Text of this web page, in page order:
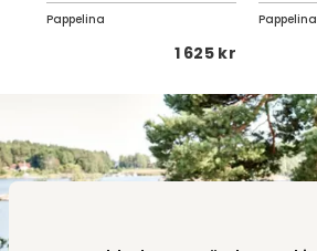
Pappelina
1 625 kr
Pappelina